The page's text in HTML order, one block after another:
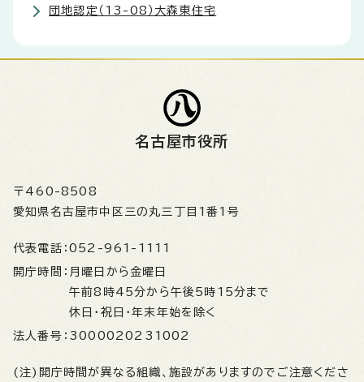
団地認定（13-08）大森東住宅
名古屋市役所
〒460-8508
愛知県名古屋市中区三の丸三丁目1番1号
代表電話： 052-961-1111
開庁時間： 月曜日から金曜日
午前8時45分から午後5時15分まで
休日・祝日・年末年始を除く
法人番号： 3000020231002
(注)開庁時間が異なる組織、施設がありますのでご注意くださ